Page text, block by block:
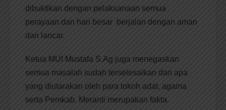
dibuktikan dengan pelaksanaan semua
perayaan dan hari besar berjalan dengan aman
dan lancar.
Ketua MUI Mustafa S.Ag juga menegaskan
semua masalah sudah terselesaikan dan apa
yang diutarakan oleh para tokoh adat, agama
serta Pemkab. Meranti merupakan fakta.